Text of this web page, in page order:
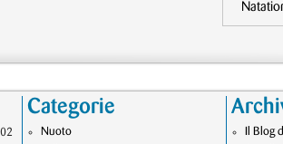
Categorie
Nuoto
Il Blog